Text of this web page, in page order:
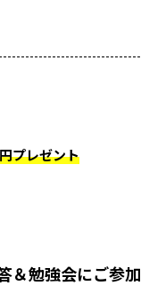
プレゼント
＆勉強会にご参加